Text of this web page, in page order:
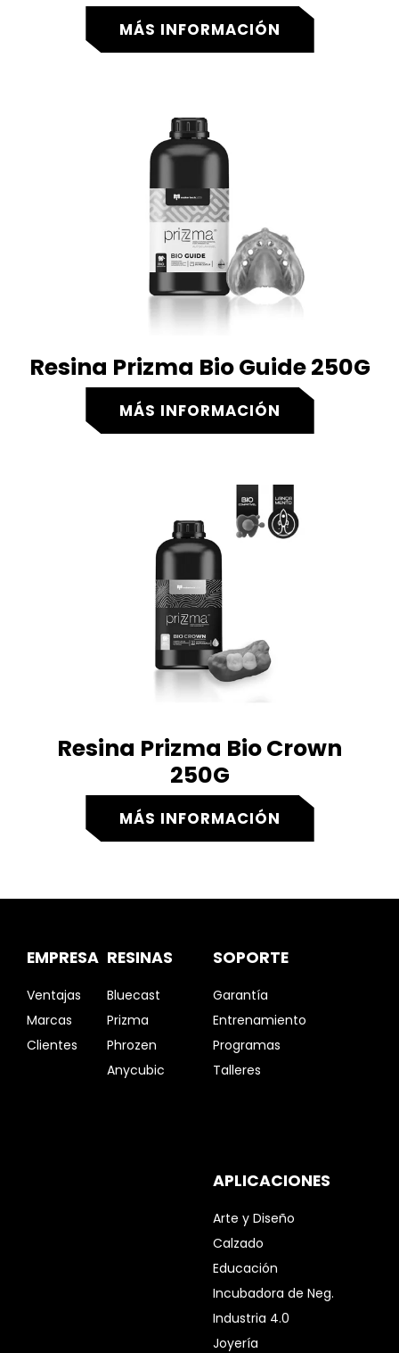
MÁS INFORMACIÓN
Resina Prizma Bio Guide 250G
MÁS INFORMACIÓN
Resina Prizma Bio Crown
250G
MÁS INFORMACIÓN
EMPRESA
Ventajas
Marcas
Clientes
RESINAS
Bluecast
Prizma
Phrozen
Anycubic
SOPORTE
Garantía
Entrenamiento
Programas
Talleres
APLICACIONES
Arte y Diseño
Calzado
Educación
Incubadora de Neg.
Industria 4.0
Joyería